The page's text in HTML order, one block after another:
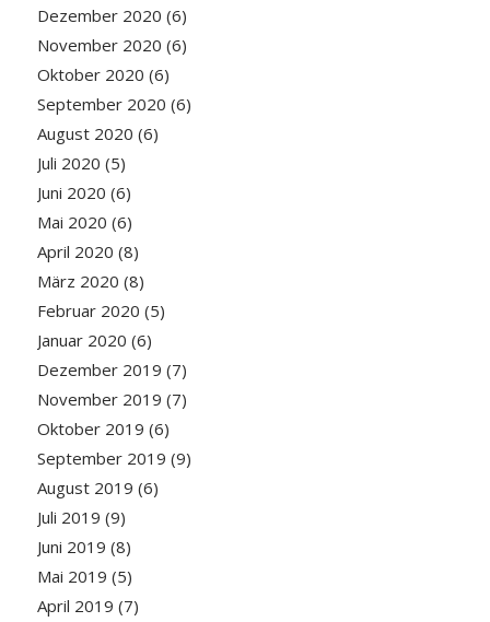
Dezember 2020 (6)
November 2020 (6)
Oktober 2020 (6)
September 2020 (6)
August 2020 (6)
Juli 2020 (5)
Juni 2020 (6)
Mai 2020 (6)
April 2020 (8)
März 2020 (8)
Februar 2020 (5)
Januar 2020 (6)
Dezember 2019 (7)
November 2019 (7)
Oktober 2019 (6)
September 2019 (9)
August 2019 (6)
Juli 2019 (9)
Juni 2019 (8)
Mai 2019 (5)
April 2019 (7)